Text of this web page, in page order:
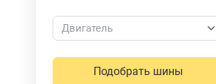
Двигатель
Подобрать шины